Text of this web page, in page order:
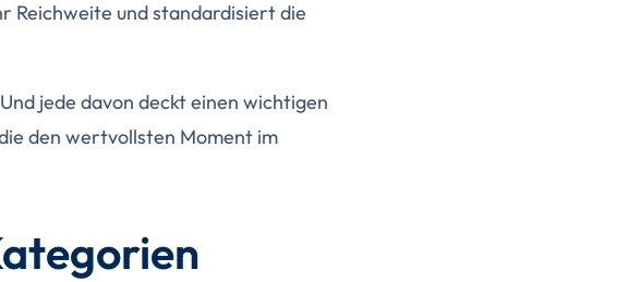
Reichweite und standardisiert die
jede davon deckt einen wichtigen
den wertvollsten Moment im